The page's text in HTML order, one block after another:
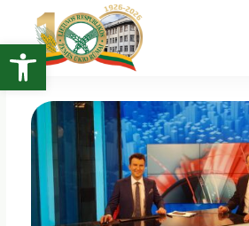
Open toolbar
turinio